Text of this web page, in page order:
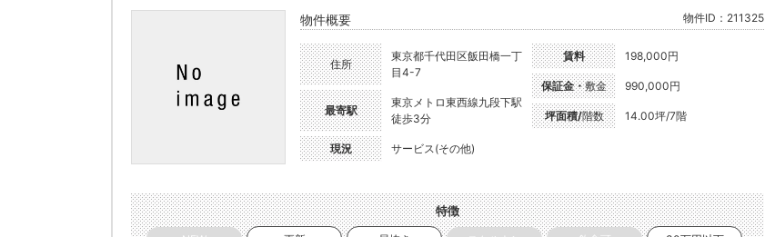
物件概要 物件ID：211325
住所
東京都千代田区飯田橋一丁
目4-7
最寄駅
東京メトロ東西線九段下駅
徒歩3分
現況 サービス(その他)
賃料 198,000円
保証金・敷金 990,000円
坪面積/階数 14.00坪/7階
特徴